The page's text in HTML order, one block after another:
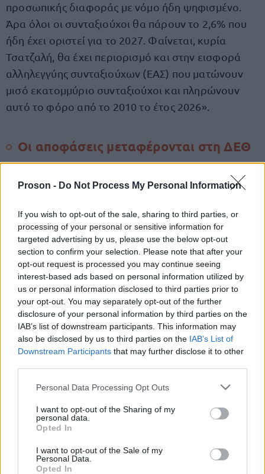
Proson - Do Not Process My Personal Information
If you wish to opt-out of the sale, sharing to third parties, or
processing of your personal or sensitive information for
targeted advertising by us, please use the below opt-out
section to confirm your selection. Please note that after your
opt-out request is processed you may continue seeing
interest-based ads based on personal information utilized by
us or personal information disclosed to third parties prior to
your opt-out. You may separately opt-out of the further
disclosure of your personal information by third parties on the
IAB’s list of downstream participants. This information may
also be disclosed by us to third parties on the IAB’s List of
Downstream Participants that may further disclose it to other
Please note that this website/app uses one or more Google
not limited to your visit or usage behaviour. You may click to
grant or deny consent to Google and its third-party tags to
use your data for below specified purposes in below Google
consent section.
Personal Data Processing Opt Outs
I want to opt-out of the Sharing of my
personal data.
Opted In
I want to opt-out of the Sale of my
Personal Data.
Opted In
προσωπικής διαφοράς με νόμο ήδη ψηφισμένο.
Άρα όλοι οι συνταξιούχοι θα πάρουν το 2,6% που
ήδη έχει οριστεί για το 2027. Φαίνεται, κυρία
Τσατζαλή, θα έχει περιορισμό και στην εισφορά
αλληλεγγύης συνταξιούχων (ΕΑΣ) που ματώνουν
μισό εκατομμύριο συνταξιούχοι και πληρώνουν
αυτό το φόρο από το 2010 το έτος 2026».
Οι αποφάσεις μεταφέρονται στη ΔΕΘ
ασφαλιστικό πληθαίνουν, οι τελικές αποφάσεις
Το οικονομικό επιτελείο συνεχίζει να επεξεργάζεται
όλα τα διαθέσιμα σενάρια, εξετάζοντας το
δημοσιονομικό κόστος κάθε παρέμβασης, ενώ
σημαντικό ρόλο θα διαδραματίσουν τόσο ηπορεία
των δημόσιων οικονομικώνόσο και οι συζητήσεις
με τους ευρωπαϊκούς θεσμούς.
Στόχος της κυβέρνησης είναι το
πρωθυπουργόκατά τις εξαγγελίες της Διεθνούς
Έκθεσης Θεσσαλονίκης.
ΑΣΕΠ: Πιστοποίηση Αγγλικών σε